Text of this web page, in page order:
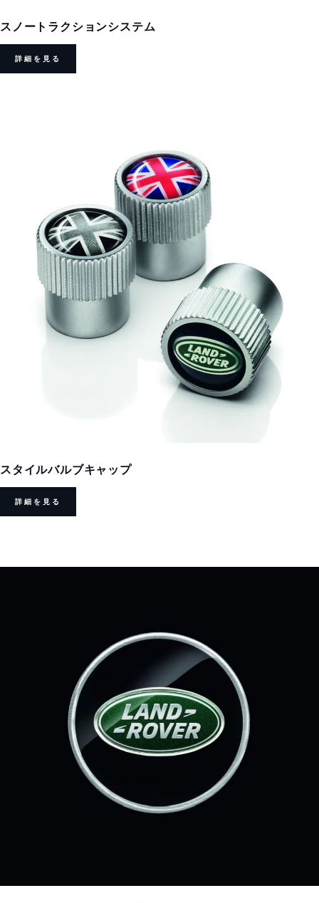
スノートラクションシステム
詳細を見る
スタイルバルブキャップ
詳細を見る